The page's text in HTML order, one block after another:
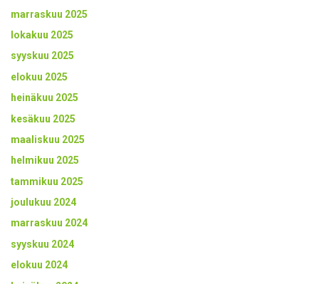
marraskuu 2025
lokakuu 2025
syyskuu 2025
elokuu 2025
heinäkuu 2025
kesäkuu 2025
maaliskuu 2025
helmikuu 2025
tammikuu 2025
joulukuu 2024
marraskuu 2024
syyskuu 2024
elokuu 2024